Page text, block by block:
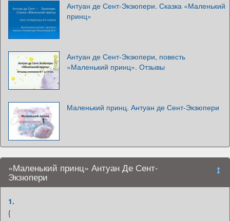
Антуан де Сент-Экзюпери. Сказка «Маленький
принц»
Антуан де Сент-Экзюпери, повесть
«Маленький принц». Отзывы
Маленький принц. Антуан де Сент-Экзюпери
«Маленький принц» Антуан Де Сент-
Экзюпери
1.
{